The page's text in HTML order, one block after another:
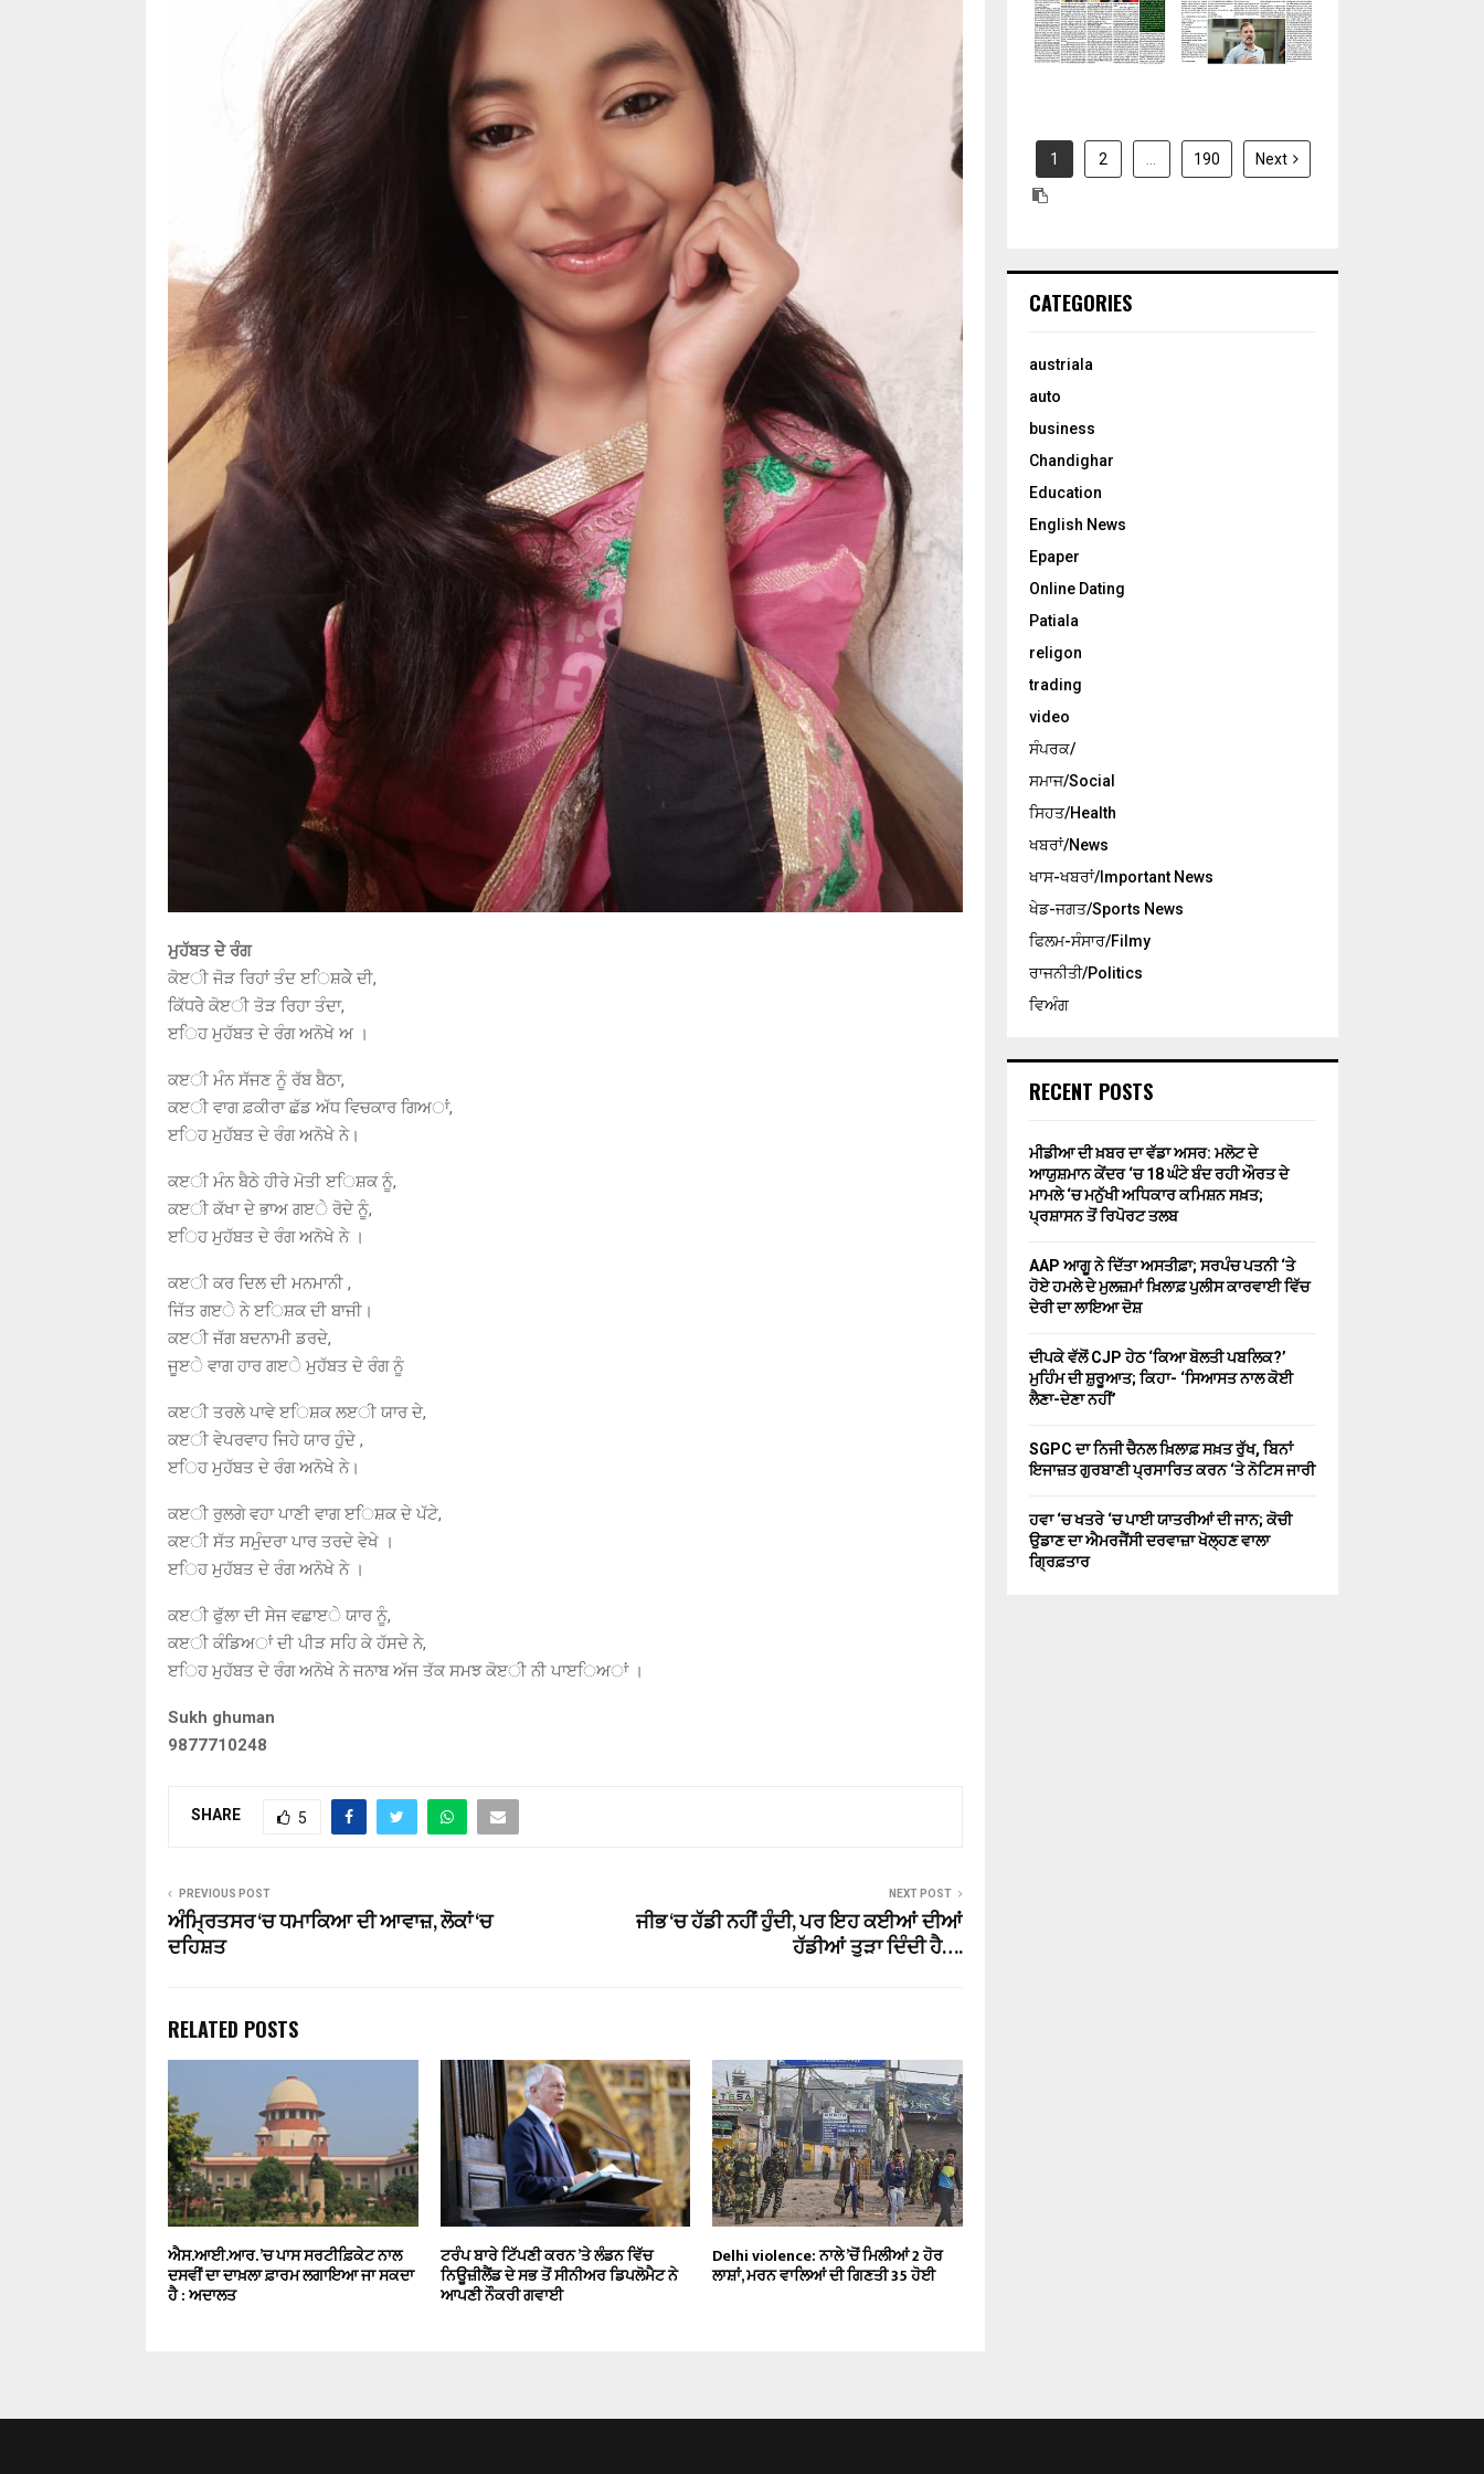
ਮੁਹੱਬਤ ਦੇੇ ਰੰਗ
ਕੋੲੀ ਜੋੜ ਰਿਹਾਂ ਤੰਦ ੲਿਸ਼ਕੇੇ ਦੀ,
ਕਿੱਧਰੇੇ ਕੋੲੀ ਤੋੜ ਰਿਹਾ ਤੰਦਾ,
ੲਿਹ ਮੁਹੱਬਤ ਦੇ ਰੰਗ ਅਨੋਖੇ ਅ ।
ਕੲੀ ਮੰਨ ਸੱਜਣ ਨੂੰ ਰੱਬ ਬੈਠਾ,
ਕੲੀ ਵਾਗ ਫ਼ਕੀਰਾ ਛੱਡ ਅੱਧ ਵਿਚਕਾਰ ਗਿਅਾਂ,
ੲਿਹ ਮੁਹੱਬਤ ਦੇ ਰੰਗ ਅਨੋਖੇ ਨੇ।
ਕੲੀ ਮੰਨ ਬੈਠੇ ਹੀਰੇ ਮੋਤੀ ੲਿਸ਼ਕ ਨੂੰ,
ਕੲੀ ਕੱਖਾ ਦੇ ਭਾਅ ਗੲੇ ਰੋਦੇ ਨੂੰ,
ੲਿਹ ਮੁਹੱਬਤ ਦੇ ਰੰਗ ਅਨੋਖੇ ਨੇ ।
ਕੲੀ ਕਰ ਦਿਲ ਦੀ ਮਨਮਾਨੀ ,
ਜਿੱਤ ਗੲੇ ਨੇ ੲਿਸ਼ਕ ਦੀ ਬਾਜੀ।
ਕੲੀ ਜੱਗ ਬਦਨਾਮੀ ਡਰਦੇ,
ਜੂੲੇ ਵਾਗ ਹਾਰ ਗੲੇ ਮੁਹੱਬਤ ਦੇ ਰੰਗ ਨੂੰ
ਕੲੀ ਤਰਲੇ ਪਾਵੇ ੲਿਸ਼ਕ ਲੲੀ ਯਾਰ ਦੇ,
ਕੲੀ ਵੇਪਰਵਾਹ ਜਿਹੇ ਯਾਰ ਹੁੰਦੇ ,
ੲਿਹ ਮੁਹੱਬਤ ਦੇ ਰੰਗ ਅਨੋਖੇ ਨੇ।
ਕੲੀ ਰੁਲਗੇ ਵਹਾ ਪਾਣੀ ਵਾਗ ੲਿਸ਼ਕ ਦੇ ਪੱਟੇ,
ਕੲੀ ਸੱਤ ਸਮੁੰਦਰਾ ਪਾਰ ਤਰਦੇ ਵੇਖੇ ।
ੲਿਹ ਮੁਹੱਬਤ ਦੇ ਰੰਗ ਅਨੋਖੇ ਨੇ ।
ਕੲੀ ਫੁੱਲਾ ਦੀ ਸੇਜ ਵਛਾੲੇ ਯਾਰ ਨੂੰ,
ਕੲੀ ਕੰਡਿਅਾਂ ਦੀ ਪੀੜ ਸਹਿ ਕੇ ਹੱਸਦੇ ਨੇ,
ੲਿਹ ਮੁਹੱਬਤ ਦੇ ਰੰਗ ਅਨੋਖੇ ਨੇ ਜਨਾਬ ਅੱਜ ਤੱਕ ਸਮਝ ਕੋੲੀ ਨੀ ਪਾੲਿਅਾਂ ।
Sukh ghuman
9877710248
SHARE 5
PREVIOUS POST
ਅੰਮ੍ਰਿਤਸਰ ‘ਚ ਧਮਾਕਿਆ ਦੀ ਆਵਾਜ਼, ਲੋਕਾਂ ‘ਚ
ਦਹਿਸ਼ਤ
NEXT POST
ਜੀਭ ‘ਚ ਹੱਡੀ ਨਹੀਂ ਹੁੰਦੀ, ਪਰ ਇਹ ਕਈਆਂ ਦੀਆਂ
ਹੱਡੀਆਂ ਤੁੜਾ ਦਿੰਦੀ ਹੈ….
RELATED POSTS
ਐਸ.ਆਈ.ਆਰ. ’ਚ ਪਾਸ ਸਰਟੀਫ਼ਿਕੇਟ ਨਾਲ
ਦਸਵੀਂ ਦਾ ਦਾਖ਼ਲਾ ਫ਼ਾਰਮ ਲਗਾਇਆ ਜਾ ਸਕਦਾ
ਹੈ : ਅਦਾਲਤ
ਟਰੰਪ ਬਾਰੇ ਟਿੱਪਣੀ ਕਰਨ ’ਤੇ ਲੰਡਨ ਵਿੱਚ
ਨਿਊਜ਼ੀਲੈਂਡ ਦੇ ਸਭ ਤੋਂ ਸੀਨੀਅਰ ਡਿਪਲੋਮੈਟ ਨੇ
ਆਪਣੀ ਨੌਕਰੀ ਗਵਾਈ
Delhi violence: ਨਾਲੇ ’ਚੋਂ ਮਿਲੀਆਂ 2 ਹੋਰ
ਲਾਸ਼ਾਂ, ਮਰਨ ਵਾਲਿਆਂ ਦੀ ਗਿਣਤੀ 35 ਹੋਈ
2026
2026
1 2 190 Next
CATEGORIES
austriala
auto
business
Chandighar
Education
English News
Epaper
Online Dating
Patiala
religon
trading
video
ਸੰਪਰਕ/
ਸਮਾਜ/Social
ਸਿਹਤ/Health
ਖਬਰਾਂ/News
ਖਾਸ-ਖਬਰਾਂ/Important News
ਖੇਡ-ਜਗਤ/Sports News
ਫਿਲਮ-ਸੰਸਾਰ/Filmy
ਰਾਜਨੀਤੀ/Politics
ਵਿਅੰਗ
RECENT POSTS
ਮੀਡੀਆ ਦੀ ਖ਼ਬਰ ਦਾ ਵੱਡਾ ਅਸਰ: ਮਲੋਟ ਦੇ
ਆਯੁਸ਼ਮਾਨ ਕੇਂਦਰ ‘ਚ 18 ਘੰਟੇ ਬੰਦ ਰਹੀ ਔਰਤ ਦੇ
ਮਾਮਲੇ ‘ਚ ਮਨੁੱਖੀ ਅਧਿਕਾਰ ਕਮਿਸ਼ਨ ਸਖ਼ਤ;
ਪ੍ਰਸ਼ਾਸਨ ਤੋਂ ਰਿਪੋਰਟ ਤਲਬ
AAP ਆਗੂ ਨੇ ਦਿੱਤਾ ਅਸਤੀਫ਼ਾ; ਸਰਪੰਚ ਪਤਨੀ ‘ਤੇ
ਹੋਏ ਹਮਲੇ ਦੇ ਮੁਲਜ਼ਮਾਂ ਖ਼ਿਲਾਫ਼ ਪੁਲੀਸ ਕਾਰਵਾਈ ਵਿੱਚ
ਦੇਰੀ ਦਾ ਲਾਇਆ ਦੋਸ਼
ਦੀਪਕੇ ਵੱਲੋਂ CJP ਹੇਠ ‘ਕਿਆ ਬੋਲਤੀ ਪਬਲਿਕ?’
ਮੁਹਿੰਮ ਦੀ ਸ਼ੁਰੂਆਤ; ਕਿਹਾ- ‘ਸਿਆਸਤ ਨਾਲ ਕੋਈ
ਲੈਣਾ-ਦੇਣਾ ਨਹੀਂ’
SGPC ਦਾ ਨਿਜੀ ਚੈਨਲ ਖ਼ਿਲਾਫ਼ ਸਖ਼ਤ ਰੁੱਖ, ਬਿਨਾਂ
ਇਜਾਜ਼ਤ ਗੁਰਬਾਣੀ ਪ੍ਰਸਾਰਿਤ ਕਰਨ ‘ਤੇ ਨੋਟਿਸ ਜਾਰੀ
ਹਵਾ ‘ਚ ਖਤਰੇ ‘ਚ ਪਾਈ ਯਾਤਰੀਆਂ ਦੀ ਜਾਨ; ਕੋਚੀ
ਉਡਾਣ ਦਾ ਐਮਰਜੈਂਸੀ ਦਰਵਾਜ਼ਾ ਖੋਲ੍ਹਣ ਵਾਲਾ
ਗ੍ਰਿਫ਼ਤਾਰ